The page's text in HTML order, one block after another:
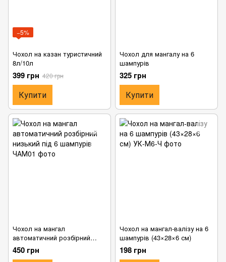
−5%
Чохол на казан туристичний
8л/10л
399 грн 420 грн
Купити
Чохол для мангалу на 6
шампурів
325 грн
Купити
Чохол на мангал
автоматичний розбірний
низький під 6 шампурів
450 грн
Чохол на мангал-валізу на 6
шампурів (43×28×6 см)
198 грн